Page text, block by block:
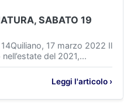
SABATO 19
17 marzo 2022 Il
del 2021,...
Leggi l'articolo ›